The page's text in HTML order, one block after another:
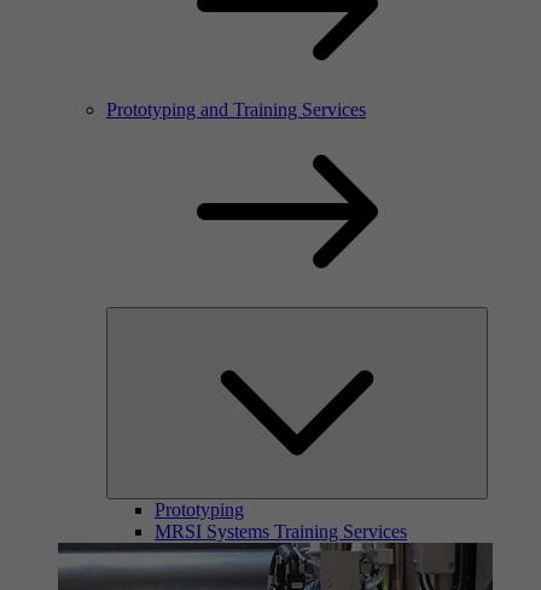
Prototyping and Training Services
Prototyping
MRSI Systems Training Services